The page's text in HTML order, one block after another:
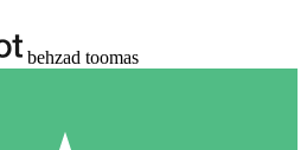
behzad toomas